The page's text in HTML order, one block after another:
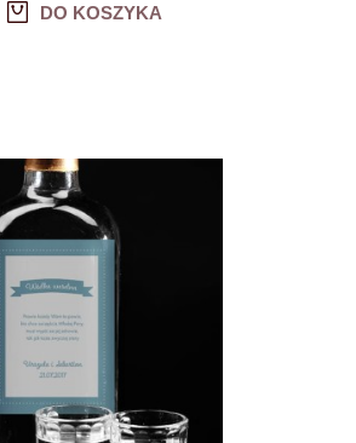
DO KOSZYKA